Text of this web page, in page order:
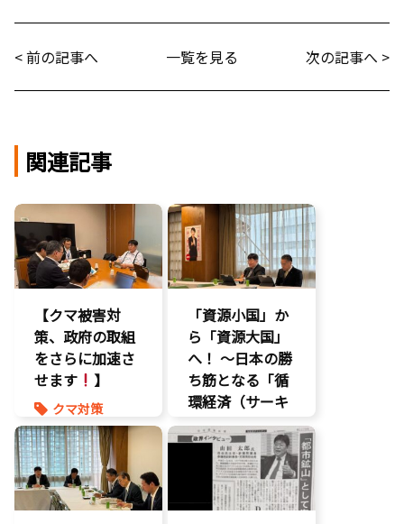
< 前の記事へ 一覧を見る 次の記事へ >
関連記事
【クマ被害対
策、政府の取組
をさらに加速さ
せます
】
クマ対策
ヒグマ対策
環境部会
「資源小国」か
ら「資源大国」
へ！ 〜日本の勝
ち筋となる「循
環経済（サーキ
ュラーエコノミ
ー）」とは？〜
環境部会